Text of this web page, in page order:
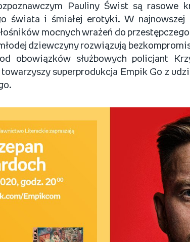
Pauliny Świst są rasowe
świata i śmiałej erotyki. W najnowszej
mocnych wrażeń do
dziewczyny rozwiązują
obowiązków służbowych policjant
superprodukcja Empik Go z